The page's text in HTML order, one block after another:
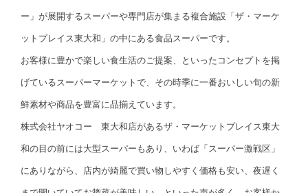
ー」が展開するスーパーや専門店が集まる複合施設「ザ・マーケ
ットプレイス東大和」の中にある食品スーパーです。
お客様に豊かで楽しい食生活のご提案、といったコンセプトを掲
げているスーパーマーケットで、その時季に一番おいしい旬の新
鮮素材や商品を豊富に品揃えています。
株式会社ヤオコー 東大和店があるザ・マーケットプレイス東大
和の目の前には大型スーパーもあり、いわば「スーパー激戦区」
にありながら、店内が綺麗で買い物しやすく価格も安い、夜遅く